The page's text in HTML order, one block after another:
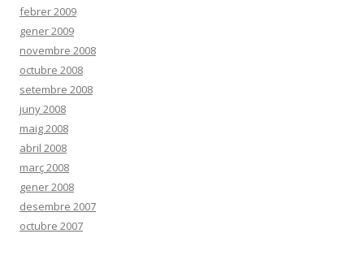
febrer 2009
gener 2009
novembre 2008
octubre 2008
setembre 2008
juny 2008
maig 2008
abril 2008
març 2008
gener 2008
desembre 2007
octubre 2007